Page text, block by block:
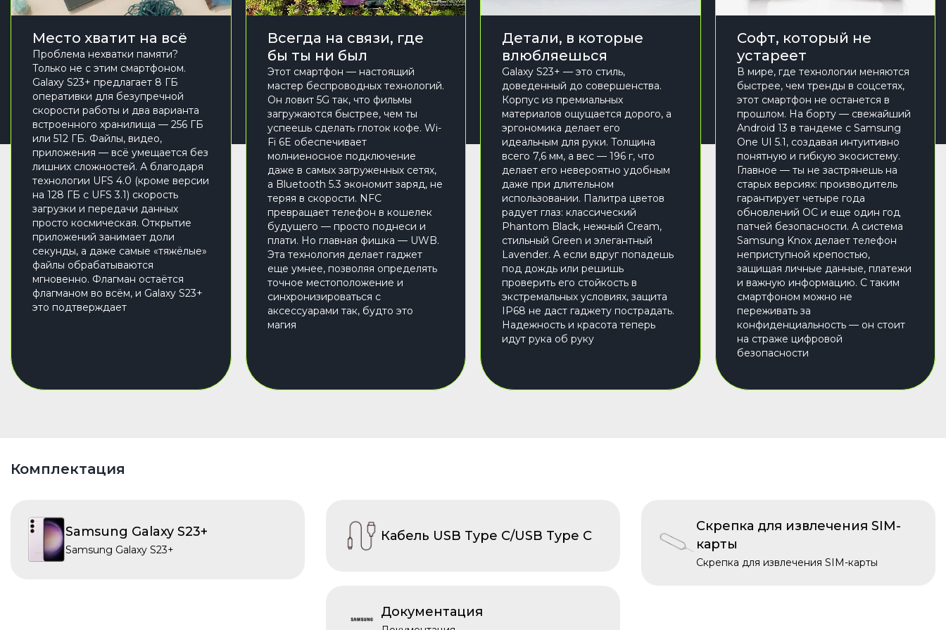
Место хватит на всё
Проблема нехватки памяти?
Только не с этим смартфоном.
Galaxy S23+ предлагает 8 ГБ
оперативки для безупречной
скорости работы и два варианта
встроенного хранилища — 256 ГБ
или 512 ГБ. Файлы, видео,
приложения — всё умещается без
лишних сложностей. А благодаря
технологии UFS 4.0 (кроме версии
на 128 ГБ с UFS 3.1) скорость
загрузки и передачи данных
просто космическая. Открытие
приложений занимает доли
секунды, а даже самые «тяжёлые»
файлы обрабатываются
мгновенно. Флагман остаётся
флагманом во всём, и Galaxy S23+
это подтверждает
Всегда на связи, где
бы ты ни был
Этот смартфон — настоящий
мастер беспроводных технологий.
Он ловит 5G так, что фильмы
загружаются быстрее, чем ты
успеешь сделать глоток кофе. Wi-
Fi 6E обеспечивает
молниеносное подключение
даже в самых загруженных сетях,
а Bluetooth 5.3 экономит заряд, не
теряя в скорости. NFC
превращает телефон в кошелек
будущего — просто поднеси и
плати. Но главная фишка — UWB.
Эта технология делает гаджет
еще умнее, позволяя определять
точное местоположение и
синхронизироваться с
аксессуарами так, будто это
магия
Детали, в которые
влюбляешься
Galaxy S23+ — это стиль,
доведенный до совершенства.
Корпус из премиальных
материалов ощущается дорого, а
эргономика делает его
идеальным для руки. Толщина
всего 7,6 мм, а вес — 196 г, что
делает его невероятно удобным
даже при длительном
использовании. Палитра цветов
радует глаз: классический
Phantom Black, нежный Cream,
стильный Green и элегантный
Lavender. А если вдруг попадешь
под дождь или решишь
проверить его стойкость в
экстремальных условиях, защита
IP68 не даст гаджету пострадать.
Надежность и красота теперь
идут рука об руку
Софт, который не
устареет
В мире, где технологии меняются
быстрее, чем тренды в соцсетях,
этот смартфон не останется в
прошлом. На борту — свежайший
Android 13 в тандеме с Samsung
One UI 5.1, создавая интуитивно
понятную и гибкую экосистему.
Главное — ты не застрянешь на
старых версиях: производитель
гарантирует четыре года
обновлений ОС и еще один год
патчей безопасности. А система
Samsung Knox делает телефон
неприступной крепостью,
защищая личные данные, платежи
и важную информацию. С таким
смартфоном можно не
переживать за
конфиденциальность — он стоит
на страже цифровой
безопасности
Комплектация
Samsung Galaxy S23+
Samsung Galaxy S23+
Кабель USB Type C/USB Type C
Скрепка для извлечения SIM-
карты
Скрепка для извлечения SIM-карты
Документация